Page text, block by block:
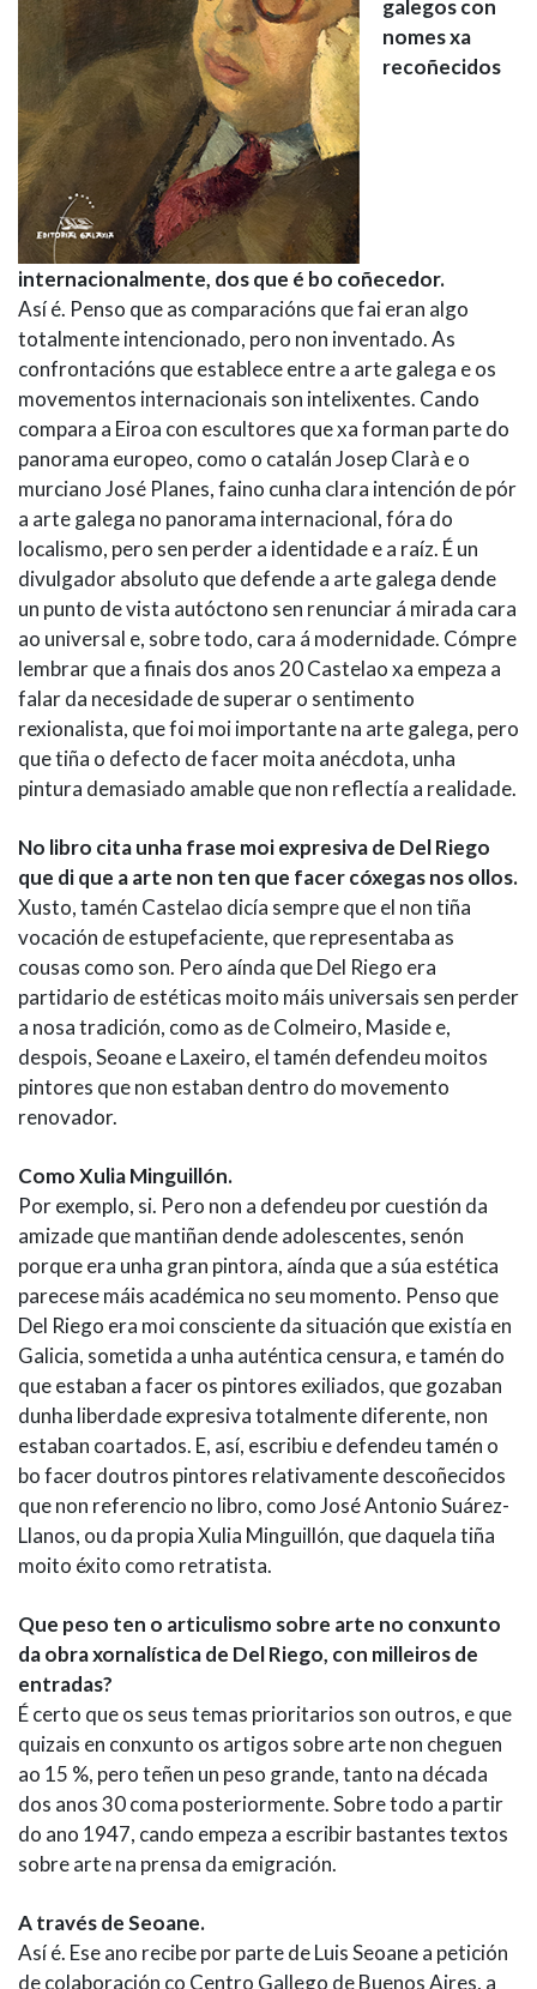
galegos con
nomes xa
recoñecidos
internacionalmente, dos que é bo coñecedor.
Así é. Penso que as comparacións que fai eran algo
totalmente intencionado, pero non inventado. As
confrontacións que establece entre a arte galega e os
movementos internacionais son intelixentes. Cando
compara a Eiroa con escultores que xa forman parte do
panorama europeo, como o catalán Josep Clarà e o
murciano José Planes, faino cunha clara intención de pór
a arte galega no panorama internacional, fóra do
localismo, pero sen perder a identidade e a raíz. É un
divulgador absoluto que defende a arte galega dende
un punto de vista autóctono sen renunciar á mirada cara
ao universal e, sobre todo, cara á modernidade. Cómpre
lembrar que a finais dos anos 20 Castelao xa empeza a
falar da necesidade de superar o sentimento
rexionalista, que foi moi importante na arte galega, pero
que tiña o defecto de facer moita anécdota, unha
pintura demasiado amable que non reflectía a realidade.
No libro cita unha frase moi expresiva de Del Riego
que di que a arte non ten que facer cóxegas nos ollos.
Xusto, tamén Castelao dicía sempre que el non tiña
vocación de estupefaciente, que representaba as
cousas como son. Pero aínda que Del Riego era
partidario de estéticas moito máis universais sen perder
a nosa tradición, como as de Colmeiro, Maside e,
despois, Seoane e Laxeiro, el tamén defendeu moitos
pintores que non estaban dentro do movemento
renovador.
Como Xulia Minguillón.
Por exemplo, si. Pero non a defendeu por cuestión da
amizade que mantiñan dende adolescentes, senón
porque era unha gran pintora, aínda que a súa estética
parecese máis académica no seu momento. Penso que
Del Riego era moi consciente da situación que existía en
Galicia, sometida a unha auténtica censura, e tamén do
que estaban a facer os pintores exiliados, que gozaban
dunha liberdade expresiva totalmente diferente, non
estaban coartados. E, así, escribiu e defendeu tamén o
bo facer doutros pintores relativamente descoñecidos
que non referencio no libro, como José Antonio Suárez-
Llanos, ou da propia Xulia Minguillón, que daquela tiña
moito éxito como retratista.
Que peso ten o articulismo sobre arte no conxunto
da obra xornalística de Del Riego, con milleiros de
entradas?
É certo que os seus temas prioritarios son outros, e que
quizais en conxunto os artigos sobre arte non cheguen
ao 15 %, pero teñen un peso grande, tanto na década
dos anos 30 coma posteriormente. Sobre todo a partir
do ano 1947, cando empeza a escribir bastantes textos
sobre arte na prensa da emigración.
A través de Seoane.
Así é. Ese ano recibe por parte de Luis Seoane a petición
de colaboración co Centro Gallego de Buenos Aires, a